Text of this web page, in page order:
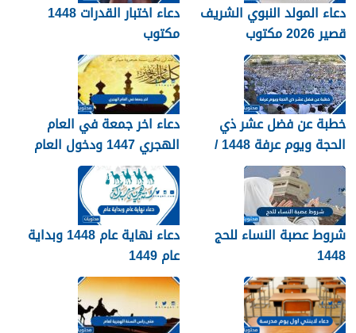
دعاء المولد النبوي الشريف
قصير 2026 مكتوب
دعاء اختبار القدرات 1448
مكتوب
خطبة عن فضل عشر ذي
الحجة ويوم عرفة 1448 /
2026
دعاء اخر جمعة في العام
الهجري 1447 ودخول العام
الجديد 1448
شروط عصبة النساء للحج
1448
دعاء نهاية عام 1448 وبداية
عام 1449